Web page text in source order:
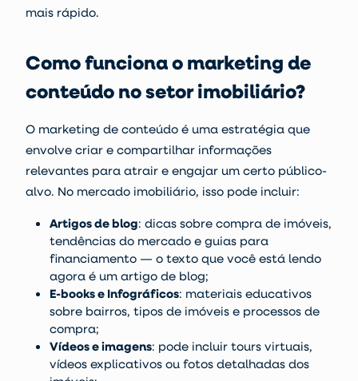
mais rápido.
Como funciona o marketing de
conteúdo no setor imobiliário?
O marketing de conteúdo é uma estratégia que
envolve criar e compartilhar informações
relevantes para atrair e engajar um certo público-
alvo. No mercado imobiliário, isso pode incluir:
Artigos de blog: dicas sobre compra de imóveis,
tendências do mercado e guias para
financiamento — o texto que você está lendo
agora é um artigo de blog;
E-books e Infográficos: materiais educativos
sobre bairros, tipos de imóveis e processos de
compra;
Vídeos e imagens: pode incluir tours virtuais,
vídeos explicativos ou fotos detalhadas dos